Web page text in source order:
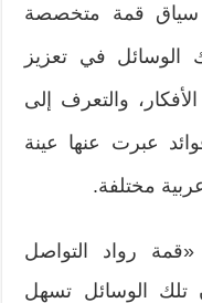
سياق قمة متخصصة
الوسائل في تعزيز
والتعرف إلى
عبرت عنها عينة
رواد التواصل
تلك الوسائل تسهل